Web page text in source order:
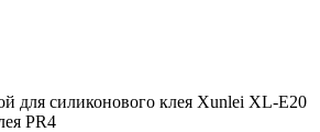
для силиконового клея Xunlei XL-E20
PR4